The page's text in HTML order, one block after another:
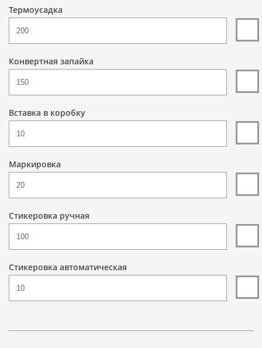
Термоусадка
Конвертная запайка
Вставка в коробку
Маркировка
Стикеровка ручная
Стикеровка автоматическая